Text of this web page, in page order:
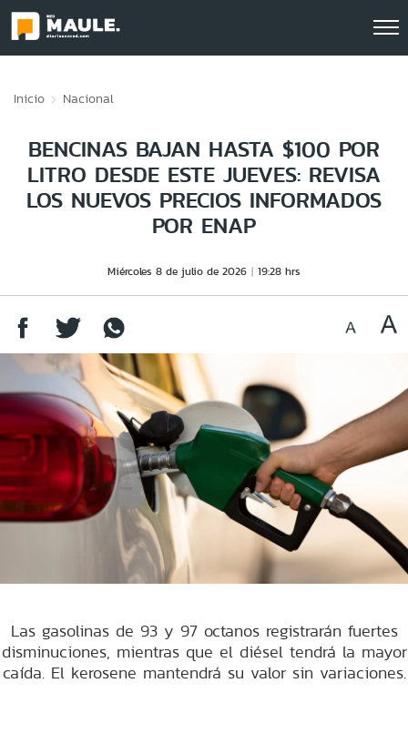
Inicio Nacional
BENCINAS BAJAN HASTA $100 POR
LITRO DESDE ESTE JUEVES: REVISA
LOS NUEVOS PRECIOS INFORMADOS
POR ENAP
Miércoles 8 de julio de 2026 19:28 hrs
Las gasolinas de 93 y 97 octanos registrarán fuertes
disminuciones, mientras que el diésel tendrá la mayor
caída. El kerosene mantendrá su valor sin variaciones.